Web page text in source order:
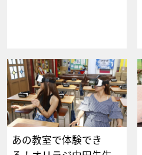
あの教室で体験でき